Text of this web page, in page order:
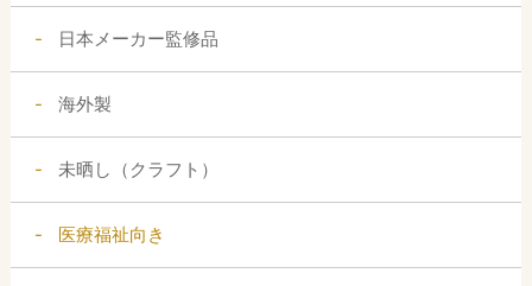
日本メーカー監修品
海外製
未晒し（クラフト）
医療福祉向き